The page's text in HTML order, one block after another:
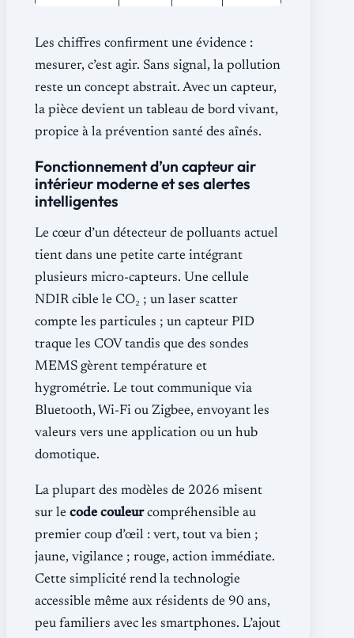
Les chiffres confirment une évidence :
mesurer, c’est agir. Sans signal, la pollution
reste un concept abstrait. Avec un capteur,
la pièce devient un tableau de bord vivant,
propice à la prévention santé des aînés.
Fonctionnement d’un capteur air
intérieur moderne et ses alertes
intelligentes
Le cœur d’un détecteur de polluants actuel
tient dans une petite carte intégrant
plusieurs micro-capteurs. Une cellule
NDIR cible le CO₂ ; un laser scatter
compte les particules ; un capteur PID
traque les COV tandis que des sondes
MEMS gèrent température et
hygrométrie. Le tout communique via
Bluetooth, Wi-Fi ou Zigbee, envoyant les
valeurs vers une application ou un hub
domotique.
La plupart des modèles de 2026 misent
sur le code couleurcompréhensible au
premier coup d’œil : vert, tout va bien ;
jaune, vigilance ; rouge, action immédiate.
Cette simplicité rend la technologie
accessible même aux résidents de 90 ans,
peu familiers avec les smartphones. L’ajout